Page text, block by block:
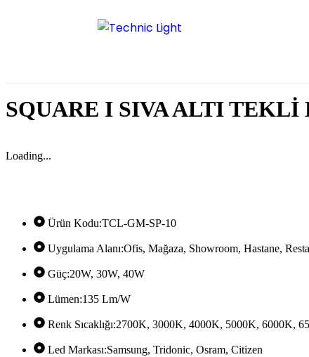
SQUARE I SIVA ALTI TEKLİ
Loading...
Ürün Kodu:TCL-GM-SP-10
Uygulama Alanı:Ofis, Mağaza, Showroom, Hastane,
Güç:20W, 30W, 40W
Lümen:135 Lm/W
Renk Sıcaklığı:2700K, 3000K, 4000K, 5000K, 6000K,
Led Markası:Samsung, Tridonic, Osram, Citizen